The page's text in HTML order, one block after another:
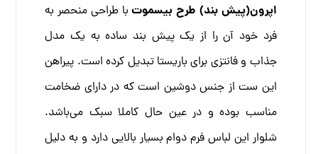
اپرون(پیش بند) طرح بیسموتبا طراحی منحصر به
فرد خود آن را از یک پیش بند ساده به یک مدل
جذاب و فانتزی برای باریستا تبدیل کرده است. پیراهن
این ست از جنس دوشین است که در دارای ضخامت
مناسب بوده و در عین حال کاملا سبک می‌باشد.
شلوار این لباس فرم دوام بسیار بالایی دارد و به دلیل